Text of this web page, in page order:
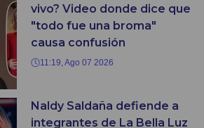
vivo? Video donde dice que
"todo fue una broma"
causa confusión
11:19, Ago 07 2026
Naldy Saldaña defiende a
integrantes de La Bella Luz